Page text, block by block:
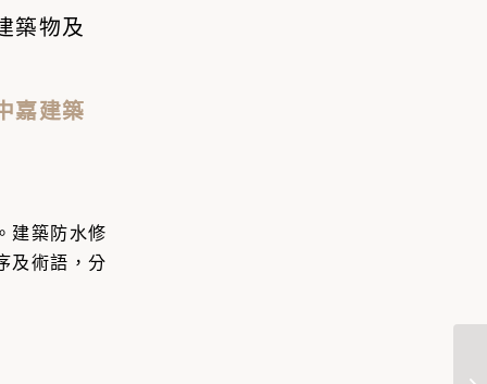
築物及
嘉建築
建築防水修
術語， 分